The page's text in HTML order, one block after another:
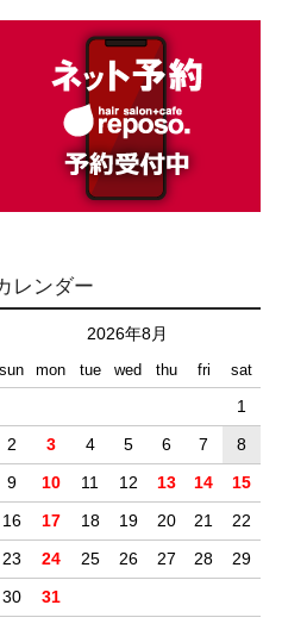
レンダー
2026年8月
sun mon tue wed thu fri sat
1
2
3 4 5 6 7
8
9
10 11 12 13 14
15
16
17 18 19 20 21
22
23
24 25 26 27 28
29
30
31